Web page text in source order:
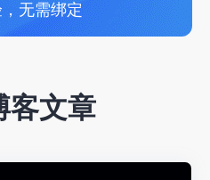
无需绑定
客文章